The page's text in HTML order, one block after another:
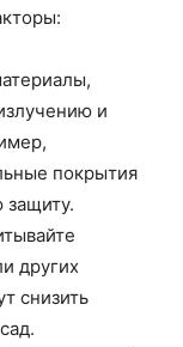
и
покрытия
защиту.
других
снизить